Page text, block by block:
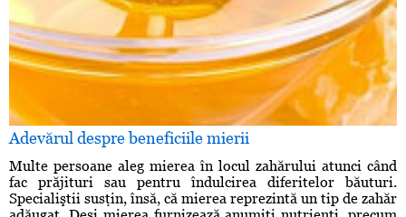
Adevărul despre beneficiile mierii
Multe persoane aleg mierea în locul zahărului atunci când
fac prăjituri sau pentru îndulcirea diferitelor băuturi.
Specialiştii susţin, însă, că mierea reprezintă un tip de zahăr